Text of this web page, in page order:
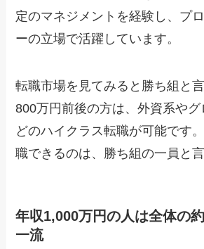
定のマネジメントを経験し、プ
ーの立場で活躍しています。
転職市場を見てみると勝ち組と
800万円前後の方は、外資系や
どのハイクラス転職が可能です
職できるのは、勝ち組の一員と言
年収1,000万円の人は全体の
一流